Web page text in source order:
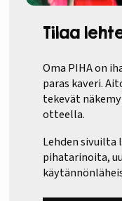
Tilaa
Oma PIHA on
paras kaveri.
tekevät
otteella.
Lehden
pihatarinoita,